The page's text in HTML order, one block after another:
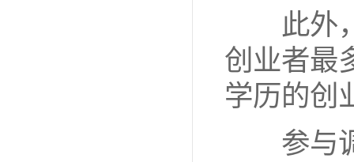
此外
创业者最
学历的创
参与